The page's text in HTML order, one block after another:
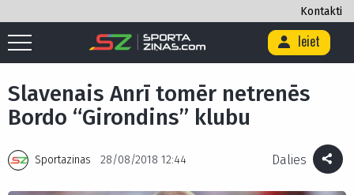
Kontakti
Ieiet
Sākums / Ārzemēs / Slavenais Anrī tomēr netrenēs Bordo
Slavenais Anrī tomēr netrenēs
Bordo “Girondins” klubu
Sportazinas 28/08/2018 12:44 Dalies